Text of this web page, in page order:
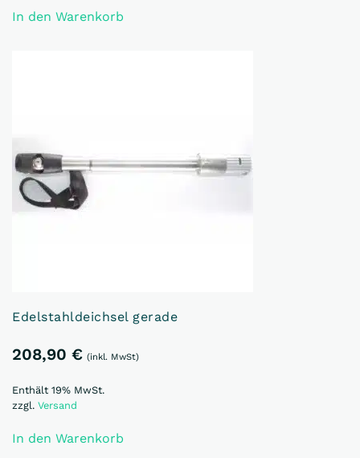
In den Warenkorb
Edelstahldeichsel gerade
208,90 € (inkl. MwSt)
Enthält 19% MwSt.
zzgl. Versand
In den Warenkorb